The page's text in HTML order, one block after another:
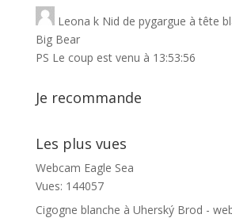
Leona k Nid de pygargue à tête
Big Bear
PS Le coup est venu à 13:53:56
Je recommande
Les plus vues
Webcam Eagle Sea
Vues: 144057
Cigogne blanche à Uherský Brod -